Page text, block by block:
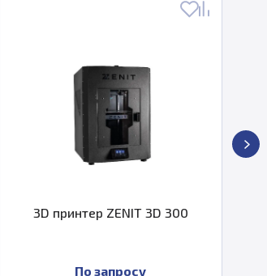
3D принтер ZENIT 3D 300
По запросу